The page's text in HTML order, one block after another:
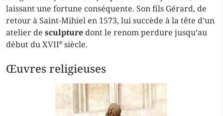
laissant une fortune conséquente. Son fils Gérard, de
retour à Saint-Mihiel en 1573, lui succède à la tête d’un
atelier de sculpture dont le renom perdure jusqu’au
début du XVIIe siècle.
Œuvres religieuses